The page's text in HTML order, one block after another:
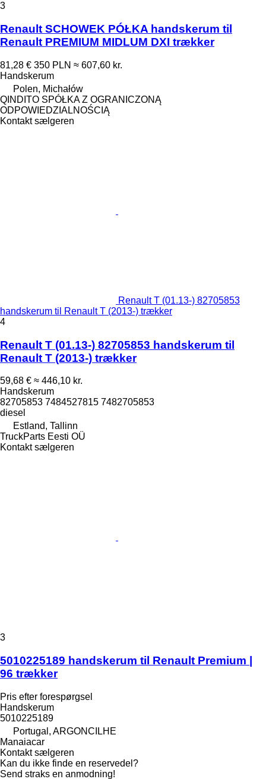
3
Renault SCHOWEK PÓŁKA handskerum til
Renault PREMIUM MIDLUM DXI trækker
81,28 € 350 PLN ≈ 607,60 kr.
Handskerum
Polen, Michałów
QINDITO SPÓŁKA Z OGRANICZONĄ
ODPOWIEDZIALNOŚCIĄ
Kontakt sælgeren
Renault T (01.13-) 82705853
handskerum til Renault T (2013-) trækker
4
Renault T (01.13-) 82705853 handskerum til
Renault T (2013-) trækker
59,68 € ≈ 446,10 kr.
Handskerum
82705853 7484527815 7482705853
diesel
Estland, Tallinn
TruckParts Eesti OÜ
Kontakt sælgeren
3
5010225189 handskerum til Renault Premium |
96 trækker
Pris efter forespørgsel
Handskerum
5010225189
Portugal, ARGONCILHE
Manaiacar
Kontakt sælgeren
Kan du ikke finde en reservedel?
Send straks en anmodning!